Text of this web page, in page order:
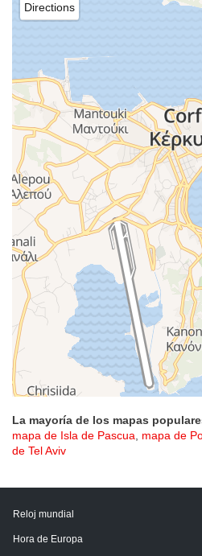
Directions
La mayoría de los mapas
mapa de Isla de Pascua, mapa de
de Tel Aviv
Reloj mundial
Hora de Europa